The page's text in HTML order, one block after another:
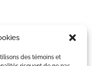
des témoins et